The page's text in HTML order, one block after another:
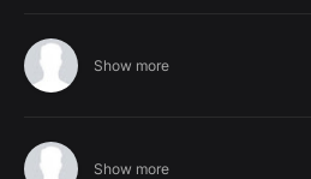
Show more
Show more